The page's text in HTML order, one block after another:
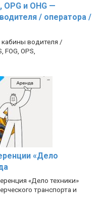
OPG и OHG —
/ оператора /
водителя /
OPS,
«Дело
«Дело техники»
транспорта и